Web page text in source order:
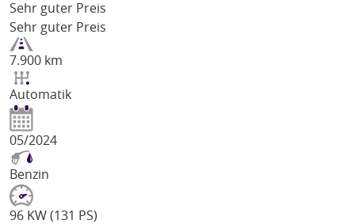
Sehr guter Preis
Sehr guter Preis
7.900 km
Automatik
05/2024
Benzin
96 KW (131 PS)